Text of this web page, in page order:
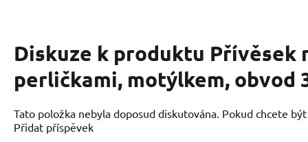
Diskuze k produktu Přívěsek
perličkami, motýlkem, obvod
Tato položka nebyla doposud diskutována. Pokud chcete
Přidat příspěvek